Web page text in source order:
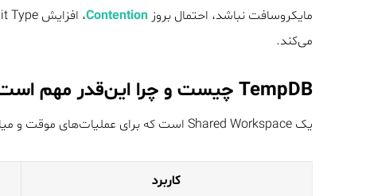
مایکروسافت نباشد، احتمال بروزContention
می‌کند.
TempDB چیست و چرا این‌قدر مهم است؟
یک Shared Workspace است که برای عملیات‌های موقت و میانی استفاده می‌شود:
کاربرد